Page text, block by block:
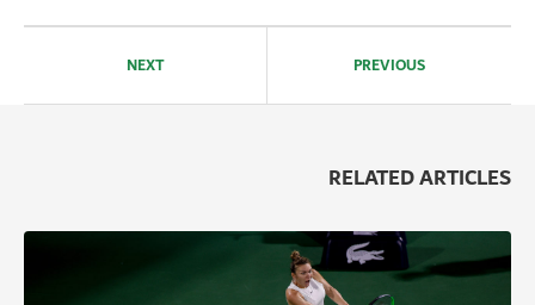
تصفّح
PREVIOUS
NEXT
RELATED ARTICLES